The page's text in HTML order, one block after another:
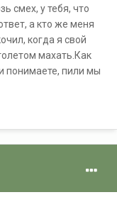
смех, у тебя, что
а кто же меня
когда я свой
махать.Как
понимаете, пили мы